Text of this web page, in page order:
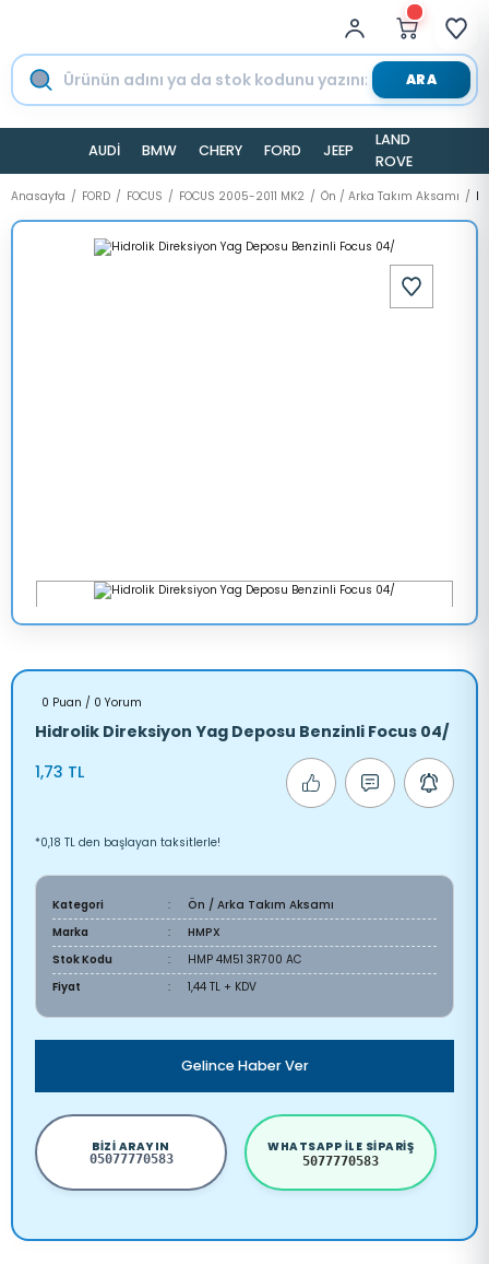
ARA
AUDİ BMW CHERY FORD JEEP
LAND
ROVER
Anasayfa FORD FOCUS FOCUS 2005-2011 MK2 Ön / Arka Takım Aksamı
0 Puan / 0 Yorum
Hidrolik Direksiyon Yag Deposu Benzinli Focus 04/
1,73 TL
*0,18 TL den başlayan taksitlerle!
Kategori
Ön / Arka Takım Aksamı
Marka
HMPX
Stok Kodu
HMP 4M51 3R700 AC
Fiyat
1,44 TL + KDV
Gelince Haber Ver
BIZI ARAYIN
05077770583
WHATSAPP ILE SIPARIŞ
5077770583